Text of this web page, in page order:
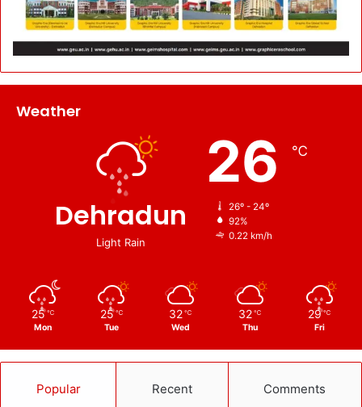
Weather
Dehradun
Light Rain
26 ℃
26º - 24º
92%
0.22 km/h
25 ℃
Mon
25 ℃
Tue
32 ℃
Wed
32 ℃
Thu
29 ℃
Fri
Popular Recent Comments